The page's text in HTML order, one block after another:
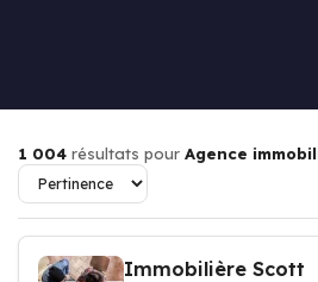
1 004 résultats pour Agence
Immobilière Scott